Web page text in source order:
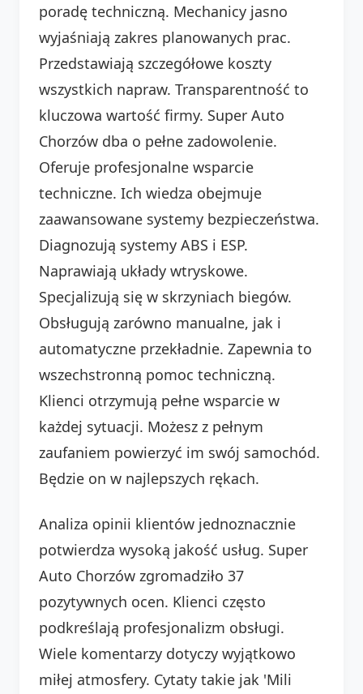
poradę techniczną. Mechanicy jasno
wyjaśniają zakres planowanych prac.
Przedstawiają szczegółowe koszty
wszystkich napraw. Transparentność to
kluczowa wartość firmy. Super Auto
Chorzów dba o pełne zadowolenie.
Oferuje profesjonalne wsparcie
techniczne. Ich wiedza obejmuje
zaawansowane systemy bezpieczeństwa.
Diagnozują systemy ABS i ESP.
Naprawiają układy wtryskowe.
Specjalizują się w skrzyniach biegów.
Obsługują zarówno manualne, jak i
automatyczne przekładnie. Zapewnia to
wszechstronną pomoc techniczną.
Klienci otrzymują pełne wsparcie w
każdej sytuacji. Możesz z pełnym
zaufaniem powierzyć im swój samochód.
Będzie on w najlepszych rękach.
Analiza opinii klientów jednoznacznie
potwierdza wysoką jakość usług. Super
Auto Chorzów zgromadziło 37
pozytywnych ocen. Klienci często
podkreślają profesjonalizm obsługi.
Wiele komentarzy dotyczy wyjątkowo
miłej atmosfery. Cytaty takie jak 'Mili